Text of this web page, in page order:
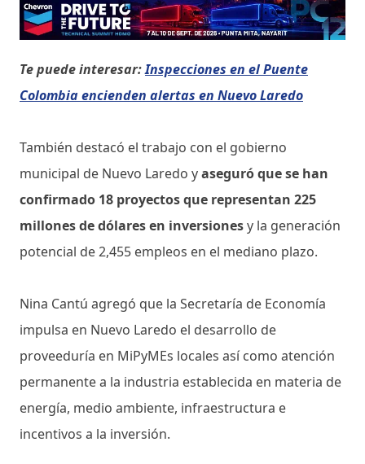
Te puede interesar:Inspecciones en el Puente
Colombia encienden alertas en Nuevo Laredo
También destacó el trabajo con el gobierno
municipal de Nuevo Laredo yaseguró que se han
confirmado 18 proyectos que representan 225
millones de dólares en inversionesy la generación
potencial de 2,455 empleos en el mediano plazo.
Nina Cantú agregó que la Secretaría de Economía
impulsa en Nuevo Laredo el desarrollo de
proveeduría en MiPyMEs locales así como atención
permanente a la industria establecida en materia de
energía, medio ambiente, infraestructura e
incentivos a la inversión.